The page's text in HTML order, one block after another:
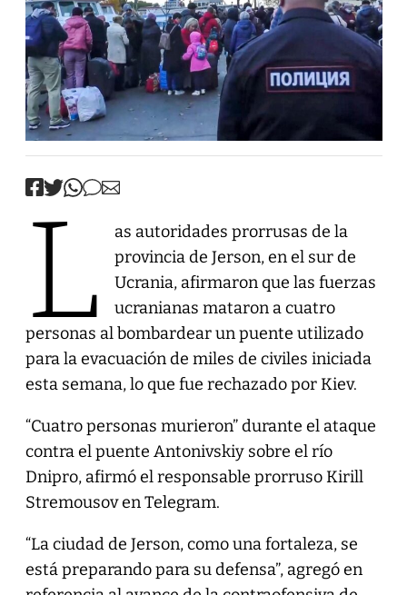
L
as autoridades prorrusas de la
provincia de Jerson, en el sur de
Ucrania, afirmaron que las fuerzas
ucranianas mataron a cuatro
personas al bombardear un puente utilizado
para la evacuación de miles de civiles iniciada
esta semana, lo que fue rechazado por Kiev.
“Cuatro personas murieron” durante el ataque
contra el puente Antonivskiy sobre el río
Dnipro, afirmó el responsable prorruso Kirill
Stremousov en Telegram.
“La ciudad de Jerson, como una fortaleza, se
está preparando para su defensa”, agregó en